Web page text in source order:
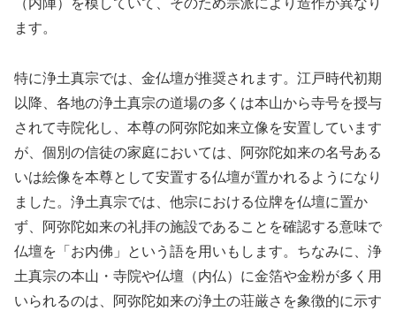
ます。
特に浄土真宗では、金仏壇が推奨されます。江戸時代初期
以降、各地の浄土真宗の道場の多くは本山から寺号を授与
されて寺院化し、本尊の阿弥陀如来立像を安置しています
が、個別の信徒の家庭においては、阿弥陀如来の名号ある
いは絵像を本尊として安置する仏壇が置かれるようになり
ました。浄土真宗では、他宗における位牌を仏壇に置か
ず、阿弥陀如来の礼拝の施設であることを確認する意味で
仏壇を「お内佛」という語を用いもします。ちなみに、浄
土真宗の本山・寺院や仏壇（内仏）に金箔や金粉が多く用
いられるのは、阿弥陀如来の浄土の荘厳さを象徴的に示す